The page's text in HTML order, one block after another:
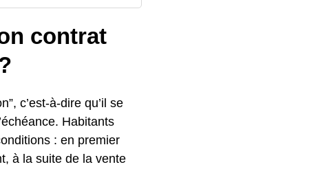
contrat
c’est-à-dire qu’il se
Habitants
: en premier
à la suite de la vente